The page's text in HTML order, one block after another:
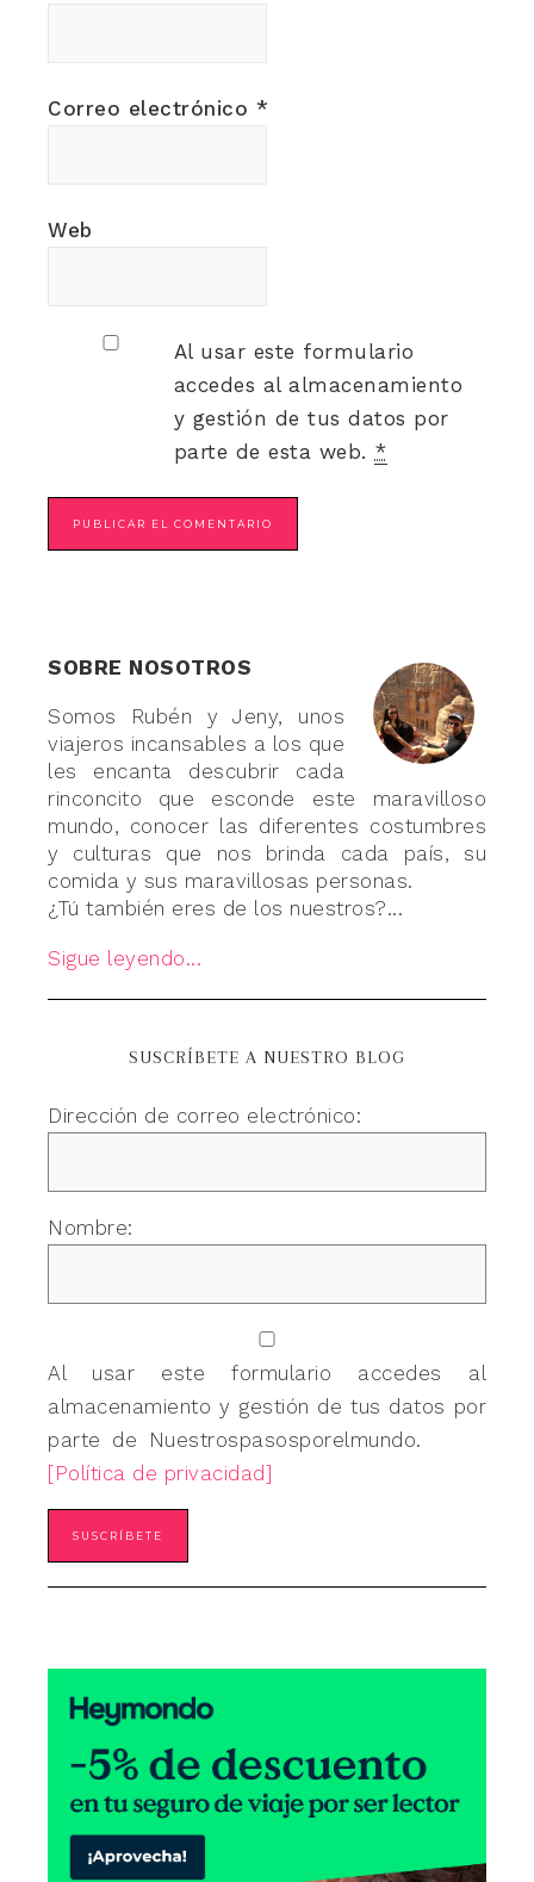
Correo electrónico *
Web
Al usar este formulario
accedes al almacenamiento
y gestión de tus datos por
parte de esta web. *
SOBRE NOSOTROS
Somos Rubén y Jeny, unos
viajeros incansables a los que
les encanta descubrir cada
rinconcito que esconde este maravilloso
mundo, conocer las diferentes costumbres
y culturas que nos brinda cada país, su
comida y sus maravillosas personas.
¿Tú también eres de los nuestros?...
Sigue leyendo...
SUSCRÍBETE A NUESTRO BLOG
Dirección de correo electrónico:
Nombre:
Al usar este formulario accedes al
almacenamiento y gestión de tus datos por
parte de Nuestrospasosporelmundo.
[Política de privacidad]